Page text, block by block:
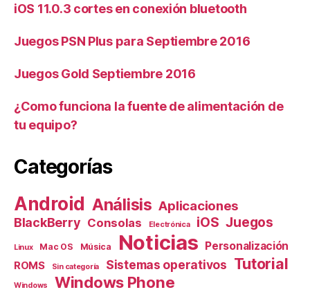
iOS 11.0.3 cortes en conexión bluetooth
Juegos PSN Plus para Septiembre 2016
Juegos Gold Septiembre 2016
¿Como funciona la fuente de alimentación de
tu equipo?
Categorías
Android Análisis Aplicaciones
BlackBerry Consolas Electrónica iOS Juegos
Linux Mac OS Música Noticias Personalización
ROMS Sin categoría Sistemas operativos Tutorial
Windows Windows Phone